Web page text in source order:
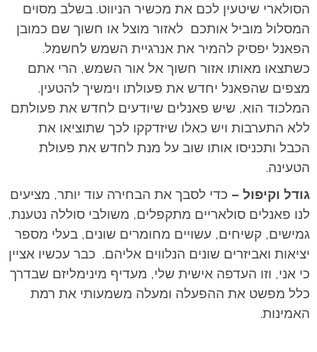
הסולארי שיטעין לכם את מכשיר הניווט. בשלב מסוים
המסלול מוביל אותכם לאזור מוצל או חשוך שם כמובן
הפאנל יפסיק להמיר את אנרגיית השמש לחשמל.
כשתצאו מאותו אזור חשוך אל אור השמש, הרי אתם
מצפים שהפאנל יחדש את פעולתו וימשיך להטעין.
המלכוד הוא, שיש פאנלים שיודעים לחדש את פעולתם
ללא התערבות ויש כאלו שיזדקקו לכך שתוציאו את
הכבל ותכניסו אותו שוב על מנת לחדש את פעולת
הטעינה.
גודל וקיפול – כדי לסבך את הבחירה עוד יותר, מציעים
לנו פאנלים סולאריים מתקפלים, משולבי סוללה נטענת,
גמישים, קשיחים, עשויים מחומרים שונים, בעלי מספר
יציאות ואביזרים שונים הנלווים אליהם. כבר עכשיו אציין
כי אני, וזו העדפה אישית שלי, מעדיף מינימליזם שבדרך
כלל מפשט את ההפעלה ומעלה משמעותי את רמת
האמינות.